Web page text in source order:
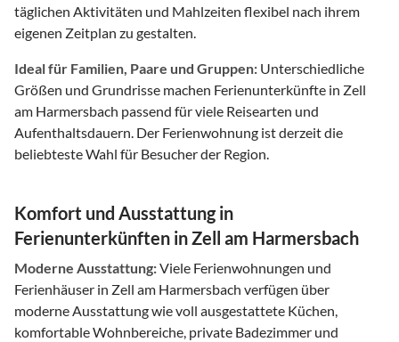
täglichen Aktivitäten und Mahlzeiten flexibel nach ihrem
eigenen Zeitplan zu gestalten.
Ideal für Familien, Paare und Gruppen: Unterschiedliche
Größen und Grundrisse machen Ferienunterkünfte in Zell
am Harmersbach passend für viele Reisearten und
Aufenthaltsdauern. Der Ferienwohnung ist derzeit die
beliebteste Wahl für Besucher der Region.
Komfort und Ausstattung in
Ferienunterkünften in Zell am Harmersbach
Moderne Ausstattung:Viele Ferienwohnungen und
Ferienhäuser in Zell am Harmersbach verfügen über
moderne Ausstattung wie voll ausgestattete Küchen,
komfortable Wohnbereiche, private Badezimmer und